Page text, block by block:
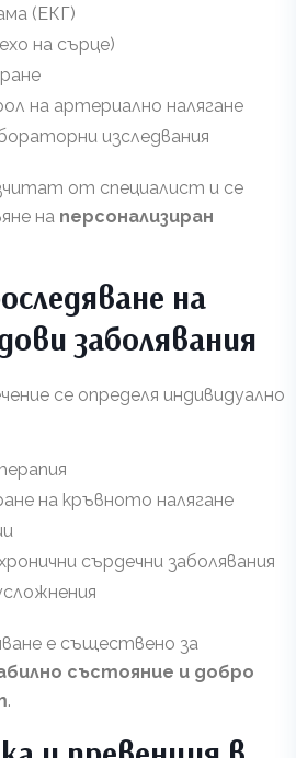
(ЕКГ)
на сърце)
на артериално налягане
изследвания
от специалист и се
на персонализиран
на
заболявания
се определя индивидуално
на кръвното налягане
сърдечни заболявания
е съществено за
състояние и добро
.